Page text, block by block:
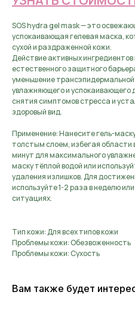
SOS hydra gel mask — это
успокаивающая гелевая маска,
сухой и раздраженной кожи.
Действие активных
естественного защитного
уменьшение
увлажняющего и
снятия симптомов стресса и
здоровый вид.
Применение: Нанесите гель-
толстым слоем, избегая области
минут для максимального
маску тёплой водой или
удаления излишков. Для
используйте 1-2 раза в неделю
ситуациях.
Тип кожи: Для всех типов кожи
Проблемы кожи: Обезвоженность
Проблемы кожи: Сухость
Вам также будет